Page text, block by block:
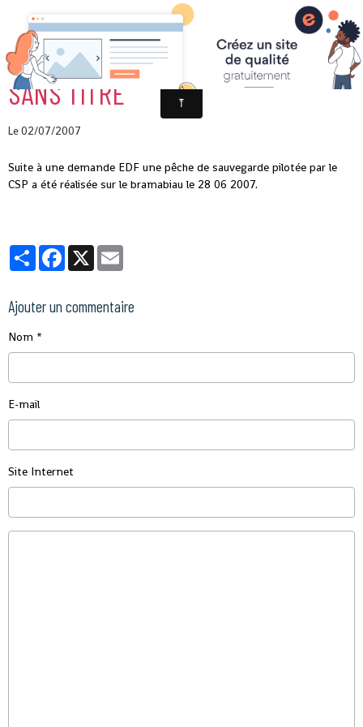
SANS TITRE
Le 02/07/2007
Suite à une demande EDF une pêche de sauvegarde pilotée par le
CSP a été réalisée sur le bramabiau le 28 06 2007.
PartagerFacebook
X
Ajouter un commentaire
Nom
E-mail
Site Internet